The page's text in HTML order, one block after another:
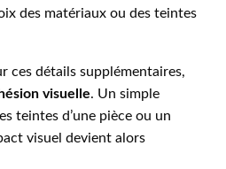
des matériaux ou des teintes
ces détails supplémentaires,
visuelle. Un simple
teintes d’une pièce ou un
visuel devient alors